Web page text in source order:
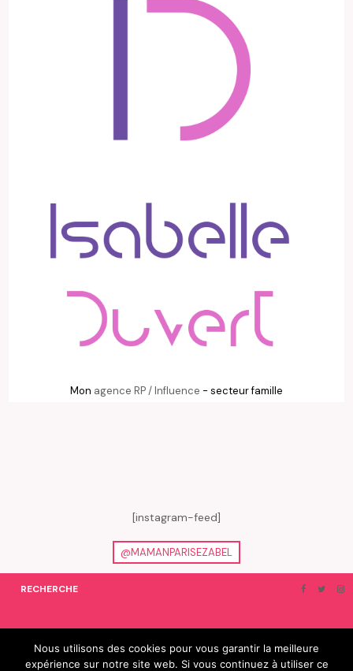
Mon agence RP / Influence - secteur famille
[instagram-feed]
@MAMANPARISEZABEL
RECHERCHE
ON EN PARLE… BLOGROLL
Nous utilisons des cookies pour vous garantir la meilleure
expérience sur notre site web. Si vous continuez à utiliser ce